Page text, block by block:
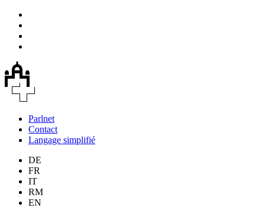
Parlnet
Contact
Langage simplifié
DE
FR
IT
RM
EN